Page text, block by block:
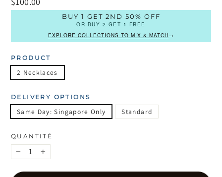
régulier
BUY 1 GET 2ND 50% OFF
OR BUY 2 GET 1 FREE
EXPLORE COLLECTIONS TO MIX & MATCH→
PRODUCT
2 Necklaces
DELIVERY OPTIONS
Same Day: Singapore Only Standard
QUANTITÉ
− +